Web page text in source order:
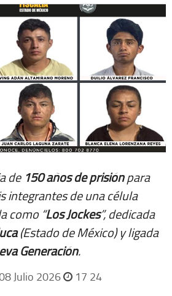
de 150 años de prisiónpara
integrantes de una célula
como “Los Jockes”, dedicada
(Estado de México) y ligada
Generación.
Julio 2026 17 24